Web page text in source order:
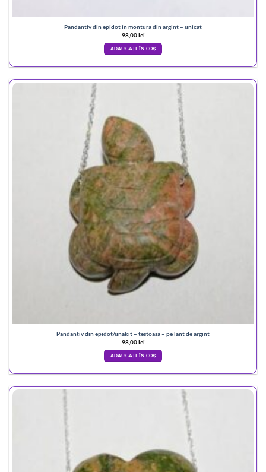
Pandantiv din epidot in montura din argint – unicat
98,00lei
ADĂUGAȚI ÎN COȘ
Pandantiv din epidot/unakit – testoasa – pe lant de argint
98,00lei
ADĂUGAȚI ÎN COȘ